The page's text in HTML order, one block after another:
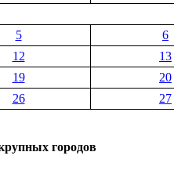
5 6
12 13
19 20
26 27
городов